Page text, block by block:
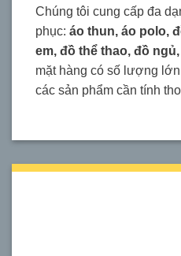
Chúng tôi cung cấp đa
phục: áo thun, áo polo,
em, đồ thể thao, đồ
mặt hàng có số lượng
các sản phẩm cần tính